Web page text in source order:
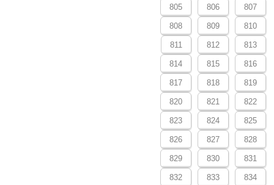
805 806 807
808 809 810
811 812 813
814 815 816
817 818 819
820 821 822
823 824 825
826 827 828
829 830 831
832 833 834